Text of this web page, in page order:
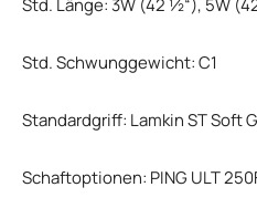
Std. Schwunggewicht: C1
Standardgriff: Lamkin ST Soft
Schaftoptionen: PING ULT